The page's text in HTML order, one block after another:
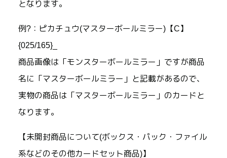
となります。
例?：ピカチュウ(マスターボールミラー)【C】
{025/165}_
商品画像は「モンスターボールミラー」ですが商品
名に「マスターボールミラー」と記載があるので、
実物の商品は「マスターボールミラー」のカードと
なります。
【未開封商品について(ボックス・パック・ファイル
系などのその他カードセット商品)】